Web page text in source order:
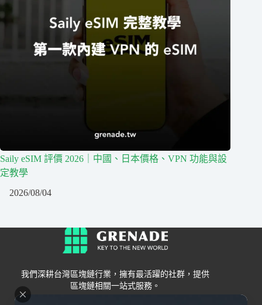
Saily eSIM 評價 2026｜中國、日本價格、VPN 功能與設
定教學
2026/08/04
我們深耕台灣區塊鏈行業，擁有最活躍的社群，提供
區塊鏈相關一站式服務。